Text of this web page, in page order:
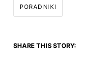
PORADNIKI
SHARE THIS STORY: